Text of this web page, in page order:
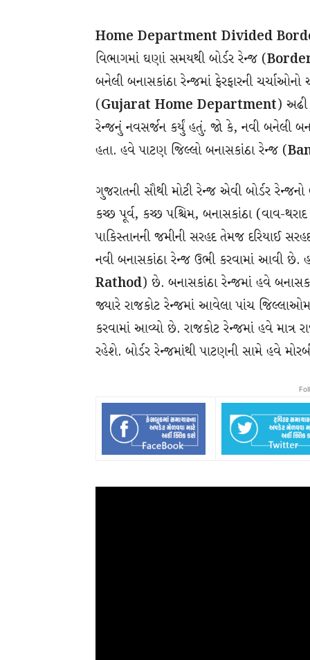
Home Department Divided
વિભાગમાં ઘણાં સમયથી બોર્ડર રેન્જ (
બનેલી બનાસકાંઠા રેન્જમાં ફેરફારની
(Gujarat Home Department) અઢી
રેન્જનું નવસર્જન કર્યું હતું. જો કે, નવી બનેલી
હતા. હવે પાટણ જિલ્લો બનાસકાંઠા રેન્જ (
ગુજરાતની સૌથી મોટી રેન્જ એવી બોર્ડર
કચ્છ પૂર્વ, કચ્છ પશ્ચિમ, બનાસકાંઠા (વાવ-
પાકિસ્તાનની જમીની સરહદ તેમજ દરિયાઈ
નવી બનાસકાંઠા રેન્જ ઉભી કરવામાં આવી છે.
Rathod) છે. બનાસકાંઠા રેન્જમાં હવે
જ્યારે રાજકોટ રેન્જમાં આવેલા પાંચ
કરવામાં આવ્યો છે. રાજકોટ રેન્જમાં હવે માત્ર
રહેશે. બોર્ડર રેન્જમાંથી પાટણની સામે હવે